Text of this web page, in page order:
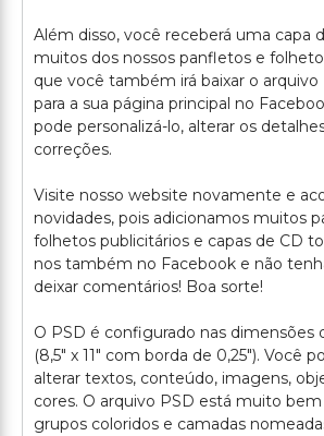
Além disso, você receberá uma capa
muitos dos nossos panfletos e
que você também irá baixar o arquivo
para a sua página principal no
pode personalizá-lo, alterar os
correções.
Visite nosso website novamente e
novidades, pois adicionamos muitos
folhetos publicitários e capas de CD
nos também no Facebook e não
deixar comentários! Boa sorte!
O PSD é configurado nas dimensões
(8,5" x 11" com borda de 0,25"). Você
alterar textos, conteúdo, imagens,
cores. O arquivo PSD está muito
grupos coloridos e camadas